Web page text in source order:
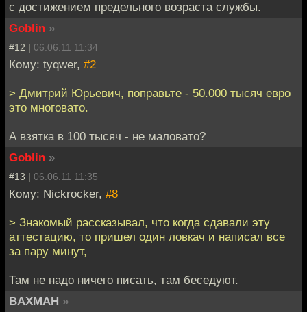
с достижением предельного возраста службы.
Goblin »
#12 | 06.06.11 11:34
Кому: tyqwer, #2
> Дмитрий Юрьевич, поправьте - 50.000 тысяч евро
это многовато.
А взятка в 100 тысяч - не маловато?
Goblin »
#13 | 06.06.11 11:35
Кому: Nickrocker, #8
> Знакомый рассказывал, что когда сдавали эту
аттестацию, то пришел один ловкач и написал все
за пару минут,
Там не надо ничего писать, там беседуют.
BAXMAH »